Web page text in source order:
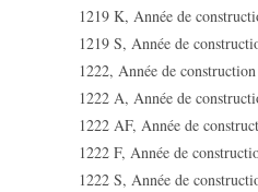
1219 K, Année de
1219 S, Année de
1222, Année de
1222 A, Année de
1222 AF, Année de
1222 F, Année de
1222 S, Année de